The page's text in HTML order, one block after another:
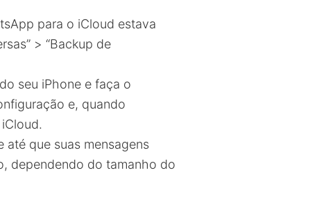
para o iCloud estava
> “Backup de
seu iPhone e faça o
e, quando
até que suas mensagens
dependendo do tamanho do